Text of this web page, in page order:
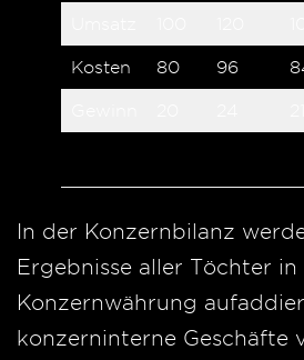
Kosten 80 96
In der Konzernbilanz
Ergebnisse aller Töchter in
Konzernwährung
konzerninterne Geschäfte